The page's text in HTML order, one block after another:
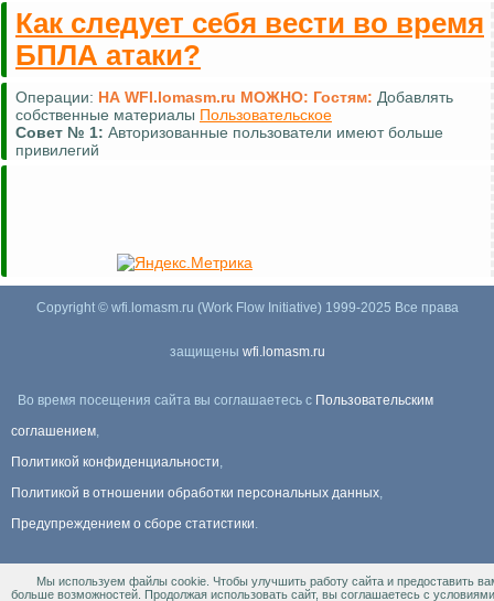
Как следует себя вести во время
БПЛА атаки?
Операции: НА WFI.lomasm.ru МОЖНО: Гостям:
Комментировать (почти везде)
Совет № 2: Для удобной навигации используйтекарту сайта
Copyright © wfi.lomasm.ru (Work Flow Initiative) 1999-2025 Все права
защищены wfi.lomasm.ru
Во время посещения сайта вы соглашаетесь с Пользовательским
соглашением,
Политикой конфиденциальности,
Политикой в отношении обработки персональных данных,
Предупреждением о сборе статистики.
Информация Для правообладателей.
Мы используем файлы cookie. Чтобы улучшить работу сайта и предоставить
больше возможностей. Продолжая использовать сайт, вы соглашаетесь с условиями